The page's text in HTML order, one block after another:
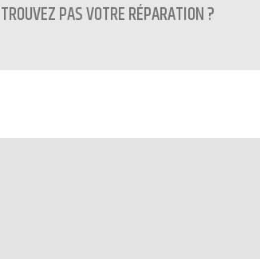
PAS VOTRE RÉPARATION ?
CONTACTEZ NOUS